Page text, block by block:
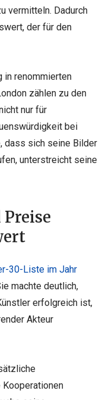
vermitteln. Dadurch
der für den
in renommierten
zählen zu den
nur für
bei
dass sich seine Bilder
unterstreicht seine
30-Liste im Jahr
machte deutlich,
erfolgreich ist,
Akteur